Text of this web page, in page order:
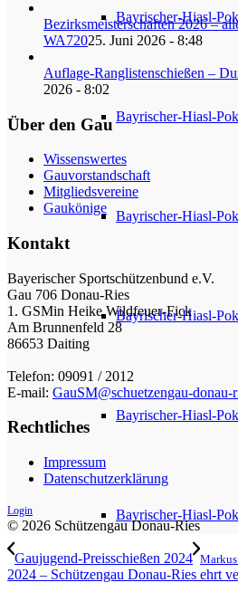
Bayrischer-Hiasl-
Bayrischer-Hiasl-
Bayrischer-Hiasl-
Bayrischer-Hiasl-
Bayrischer-Hiasl-
Bayrischer-Hiasl-
Bezirksmeisterschaften 2026 –
WA72025. Juni 2026 - 8:48
Auflage-Ranglistenschießen –
2026 - 8:02
Über den Gau
Wissenswertes
Gauvorstandschaft
Mitgliedsvereine
Gaukönige
Kontakt
Bayerischer Sportschützenbund e.V.
Gau 706 Donau-Ries
1. GSMin Heike Wildfeuer-Fick
Am Brunnenfeld 28
86653 Daiting
Telefon: 09091 / 2012
E-mail: GauSM@schuetzengau-donau-
Rechtliches
Impressum
Datenschutzerklärung
Login
© 2026 Schützengau Donau-Ries
Gaujugend-Preisschießen 2024
2024 – Schützengau Donau-Ries ehrt